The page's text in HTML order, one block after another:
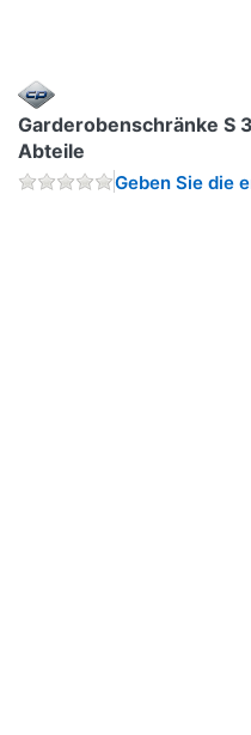
Garderobenschränke S
Abteile
Geben Sie die